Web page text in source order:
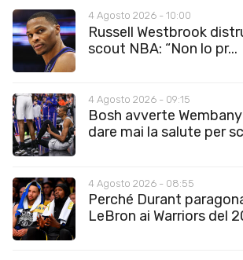
4 Agosto 2026 - 10:00
Russell Westbrook
scout NBA: “Non lo pr...
4 Agosto 2026 - 09:15
Bosh avverte
dare mai la salute per
4 Agosto 2026 - 08:55
Perché Durant
LeBron ai Warriors del